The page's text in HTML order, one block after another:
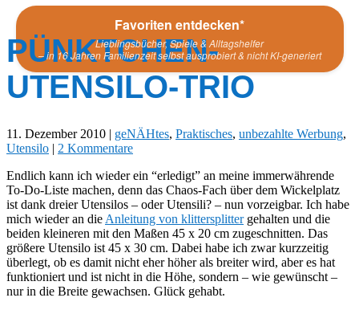
Favoriten entdecken*
Lieblingsbücher, Spiele & Alltagshelfer
– in 16 Jahren Familienzeit selbst ausprobiert & nicht KI-generiert
PÜNKTCHEN-
UTENSILO-TRIO
11. Dezember 2010 | geNÄHtes, Praktisches, unbezahlte Werbung,
Utensilo | 2 Kommentare
Endlich kann ich wieder ein “erledigt” an meine immerwährende
To-Do-Liste machen, denn das Chaos-Fach über dem Wickelplatz
ist dank dreier Utensilos – oder Utensili? – nun vorzeigbar. Ich habe
mich wieder an die Anleitung von klittersplittergehalten und die
beiden kleineren mit den Maßen 45 x 20 cm zugeschnitten. Das
größere Utensilo ist 45 x 30 cm. Dabei habe ich zwar kurzzeitig
überlegt, ob es damit nicht eher höher als breiter wird, aber es hat
funktioniert und ist nicht in die Höhe, sondern – wie gewünscht –
nur in die Breite gewachsen. Glück gehabt.